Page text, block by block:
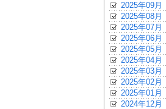
2025年09月
2025年08月
2025年07月
2025年06月
2025年05月
2025年04月
2025年03月
2025年02月
2025年01月
2024年12月